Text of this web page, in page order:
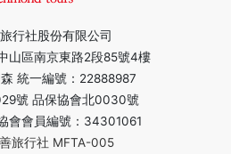
行社股份有限公司
山區南京東路2段85號4樓
統一編號：22888987
號 品保協會北0030號
會會員編號：34301061
旅行社 MFTA-005